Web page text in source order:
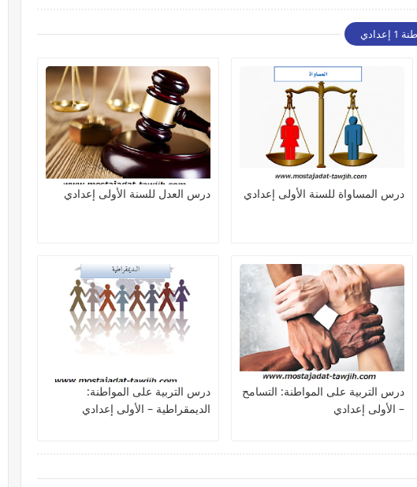
درس المساواة للسنة الأولى إعدادي درس العدل للسنة الأولى إعدادي
درس التربية على المواطنة: التسامح
– الأولى إعدادي
درس التربية على المواطنة:
الديمقراطية – الأولى إعدادي